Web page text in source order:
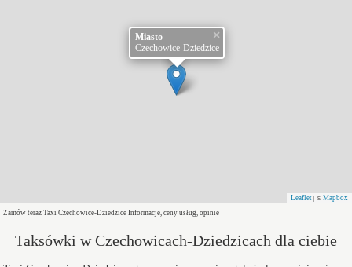
Miasto
Czechowice-Dziedzice
×
Leaflet | © Mapbox
Zamów teraz Taxi Czechowice-Dziedzice Informacje, ceny usług, opinie
Taksówki w Czechowicach-Dziedzicach dla ciebie